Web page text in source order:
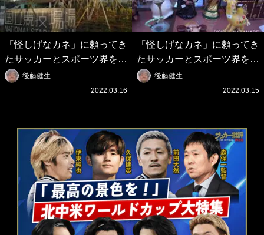
「怪しげなカネ」に頼ってき
たサッカーとスポーツ界を待
つ未来(4)スポーツを「持続
可能」にする「真の投資」の
後藤健生
2022.03.16
「怪しげなカネ」に頼ってき
たサッカーとスポーツ界を待
つ未来(3)「ロシアン・マネ
ー」に続く中東の「オイルマ
後藤健生
2022.03.15